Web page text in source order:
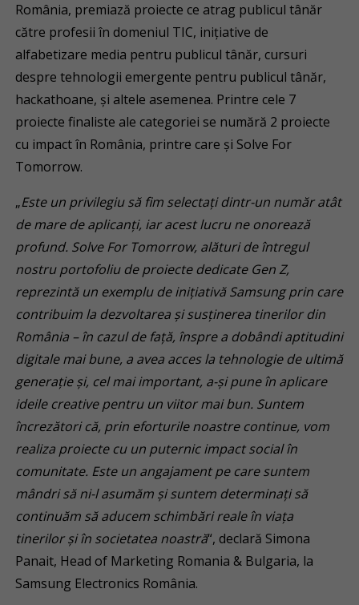
România, premiază proiecte ce atrag publicul tânăr
către profesii în domeniul TIC, inițiative de
alfabetizare media pentru publicul tânăr, cursuri
despre tehnologii emergente pentru publicul tânăr,
hackathoane, și altele asemenea. Printre cele 7
proiecte finaliste ale categoriei se numără 2 proiecte
cu impact în România, printre care și Solve For
Tomorrow.
„Este un privilegiu să fim selectați dintr-un număr atât
de mare de aplicanți, iar acest lucru ne onorează
profund. Solve For Tomorrow, alături de întregul
nostru portofoliu de proiecte dedicate Gen Z,
reprezintă un exemplu de inițiativă Samsung prin care
contribuim la dezvoltarea și susținerea tinerilor din
România – în cazul de față, înspre a dobândi aptitudini
digitale mai bune, a avea acces la tehnologie de ultimă
generație și, cel mai important, a-și pune în aplicare
ideile creative pentru un viitor mai bun. Suntem
încrezători că, prin eforturile noastre continue, vom
realiza proiecte cu un puternic impact social în
comunitate. Este un angajament pe care suntem
mândri să ni-l asumăm și suntem determinați să
continuăm să aducem schimbări reale în viața
tinerilor și în societatea noastră“, declară Simona
Panait, Head of Marketing Romania & Bulgaria, la
Samsung Electronics România.